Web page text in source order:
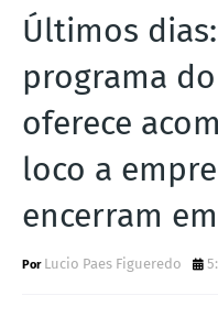
Últimos
programa
oferece
loco a
encerram
Lucio Paes Figueredo